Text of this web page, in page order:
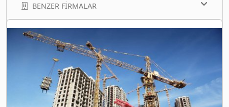
BENZER FIRMALAR